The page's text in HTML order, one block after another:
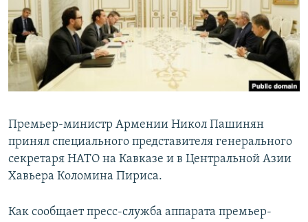
Հայերեն
English
Русский
Премьер-министр Армении Никол Пашинян
принял специального представителя генерального
секретаря НАТО на Кавказе и в Центральной Азии
Хавьера Коломина Пириса.
Как сообщает пресс-служба аппарата премьер-